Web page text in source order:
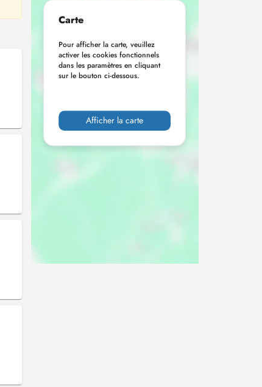
Carte
Pour afficher la carte, veuillez
activer les cookies fonctionnels
dans les paramètres en cliquant
sur le bouton ci-dessous.
Afficher la carte